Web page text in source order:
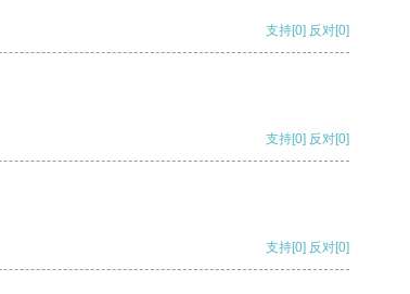
支持[0] 反对[0]
支持[0] 反对[0]
支持[0] 反对[0]